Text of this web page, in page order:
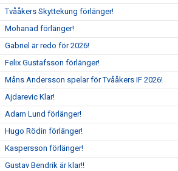
Tvååkers Skyttekung förlänger!
Mohanad förlänger!
Gabriel är redo för 2026!
Felix Gustafsson förlänger!
Måns Andersson spelar för Tvååkers IF 2026!
Ajdarevic Klar!
Adam Lund förlänger!
Hugo Rödin förlänger!
Kaspersson förlänger!
Gustav Bendrik är klar!!